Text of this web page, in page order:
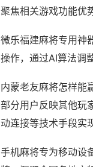
聚焦相关游戏功能优
微乐福建麻将专用神
操作，通过AI算法调
内蒙老友麻将怎样能
部分用户反映其他玩
动连接等技术手段实
手机麻将专为移动设